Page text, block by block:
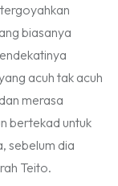
biasanya
acuh tak acuh
merasa
bertekad untuk
sebelum dia
Teito.